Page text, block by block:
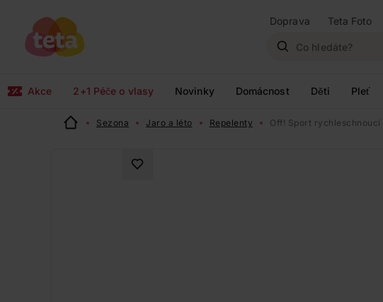
Doprava Teta Foto
Akce 2+1 Péče o vlasy Novinky Domácnost Děti Pleť
Sezona Jaro a léto Repelenty Off! Sport rychleschnoucí